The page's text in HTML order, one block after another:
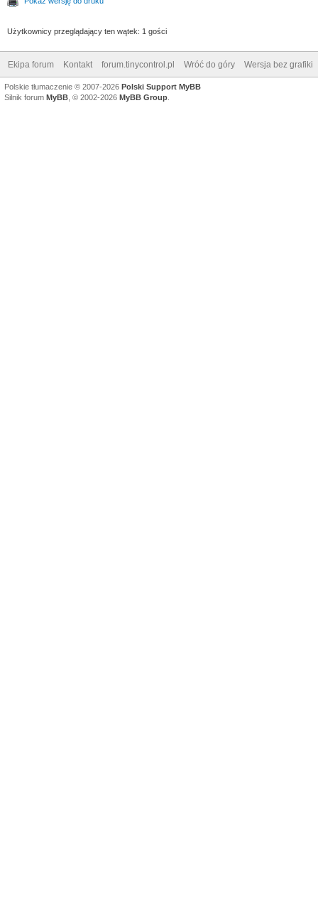
Użytkownicy przeglądający ten wątek: 1 gości
Ekipa forum Kontakt forum.tinycontrol.pl Wróć do góry Wersja bez grafiki
Polskie tłumaczenie © 2007-2026 Polski Support MyBB
Silnik forum MyBB , © 2002-2026 MyBB Group